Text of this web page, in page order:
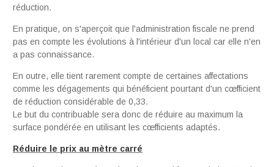
réduction.
En pratique, on s'aperçoit que l'administration fiscale ne prend
pas en compte les évolutions à l'intérieur d'un local car elle n'en
a pas connaissance.
En outre, elle tient rarement compte de certaines affectations
comme les dégagements qui bénéficient pourtant d'un cœfficient
de réduction considérable de 0,33.
Le but du contribuable sera donc de réduire au maximum la
surface pondérée en utilisant les cœfficients adaptés.
Réduire le prix au mètre carré